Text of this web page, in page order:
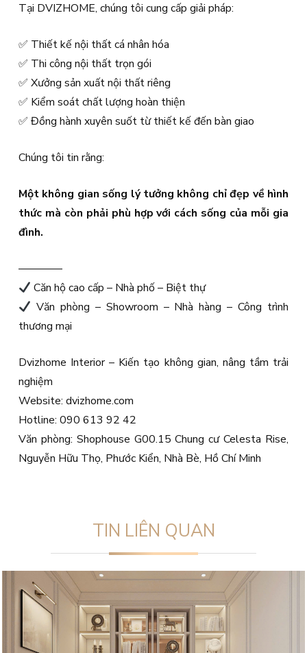
Tại DVIZHOME, chúng tôi cung cấp giải pháp:
✅ Thiết kế nội thất cá nhân hóa
✅ Thi công nội thất trọn gói
✅ Xưởng sản xuất nội thất riêng
✅ Kiểm soát chất lượng hoàn thiện
✅ Đồng hành xuyên suốt từ thiết kế đến bàn giao
Chúng tôi tin rằng:
Một không gian sống lý tưởng không chỉ đẹp về hình
thức mà còn phải phù hợp với cách sống của mỗi gia
đình.
————
Căn hộ cao cấp – Nhà phố – Biệt thự
Văn phòng – Showroom – Nhà hàng – Công trình
thương mại
Dvizhome Interior – Kiến tạo không gian, nâng tầm trải
nghiệm
Website: dvizhome.com
Hotline: 090 613 92 42
Văn phòng: Shophouse G00.15 Chung cư Celesta Rise,
Nguyễn Hữu Thọ, Phước Kiển, Nhà Bè, Hồ Chí Minh
TIN LIÊN QUAN